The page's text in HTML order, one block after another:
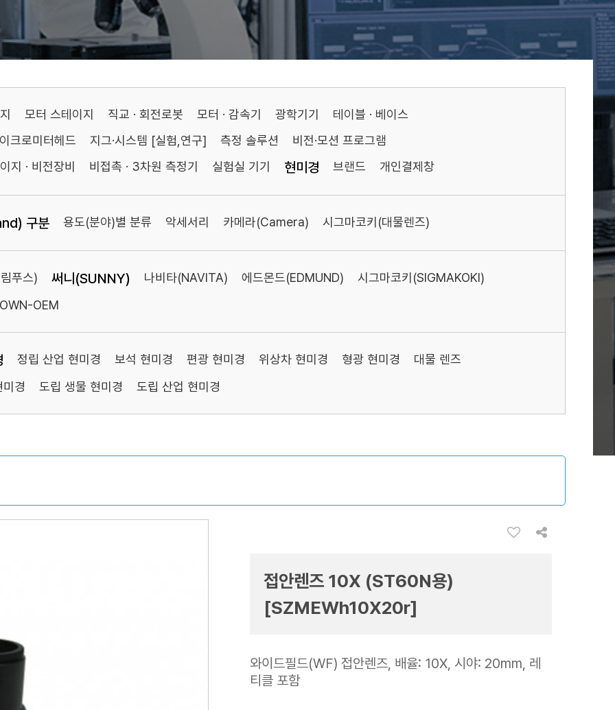
모터 스테이지 직교 · 회전로봇 모터 · 감속기 광학기기
테이블 · 베이스
크로미터헤드
지그·시스템 [실험,연구] 측정 솔루션
비전·모션 프로그램
지 · 비전장비
비접촉 · 3차원 측정기 실험실 기기 현미경 브랜드 개인결제창
구분 용도(분야)별 분류 악세서리 카메라(Camera) 시그마코키(대물렌즈)
푸스) 써니(SUNNY) 나비타(NAVITA) 에드몬드(EDMUND)
시그마코키(SIGMAKOKI)
OEM
정립 산업 현미경 보석 현미경 편광 현미경 위상차 현미경 형광 현미경
대물 렌즈
경
도립 생물 현미경 도립 산업 현미경
접안렌즈 10X (ST60N용)
[SZMEWh10X20r]
와이드필드(WF) 접안렌즈, 배율: 10X, 시야: 20mm, 레
티클 포함